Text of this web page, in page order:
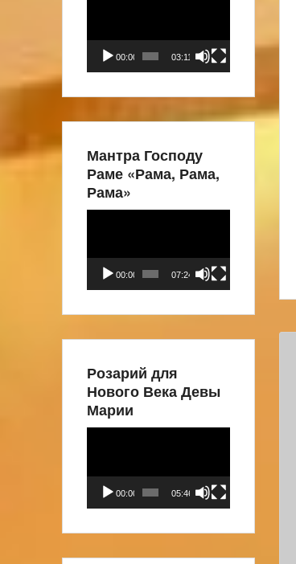
00:00 03:11
Мантра Господу
Раме «Рама, Рама,
Рама»
00:00 07:24
Розарий для
Нового Века Девы
Марии
00:00 05:46